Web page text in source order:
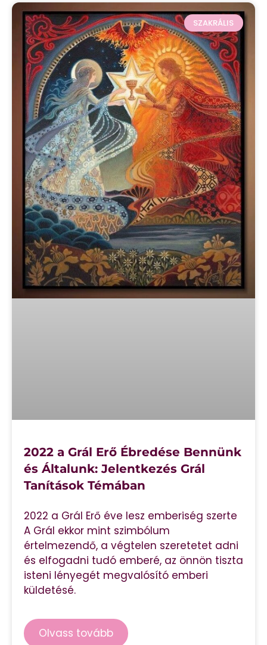
SZAKRÁLIS
2022 a Grál Erő Ébredése Bennünk
és Általunk: Jelentkezés Grál
Tanítások Témában
2022 a Grál Erő éve lesz emberiség szerte
A Grál ekkor mint szimbólum
értelmezendő, a végtelen szeretetet adni
és elfogadni tudó emberé, az önnön tiszta
isteni lényegét megvalósító emberi
küldetésé.
Olvass tovább